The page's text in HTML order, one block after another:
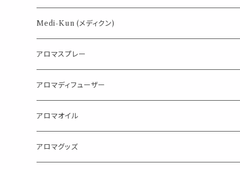
パロサント
Medi-Kun (メディクン)
アロマスプレー
目的で選ぶ
蒸し暑い夏やリフレッシュに
消臭に（用途：空間や衣服）
FLOWER LESO. フラワレソット
Kiyome LESO. キヨメ レソット
アロマディフューザー
アロマオイル
エッセンシャルオイル
アロマグッズ